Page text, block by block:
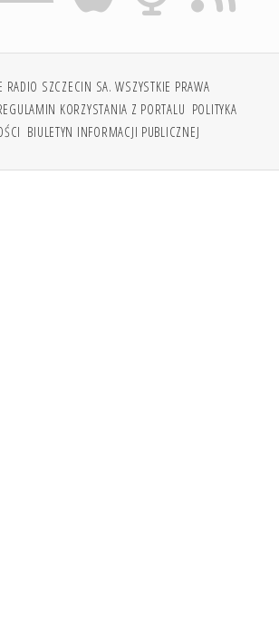
SZCZECIN SA. WSZYSTKIE PRAWA
KORZYSTANIA Z PORTALU POLITYKA
BIULETYN INFORMACJI PUBLICZNEJ